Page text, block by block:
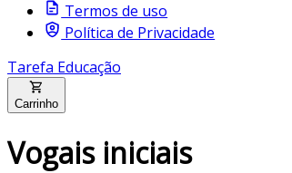
Termos de uso
Política de Privacidade
Tarefa Educação
Carrinho
Vogais iniciais